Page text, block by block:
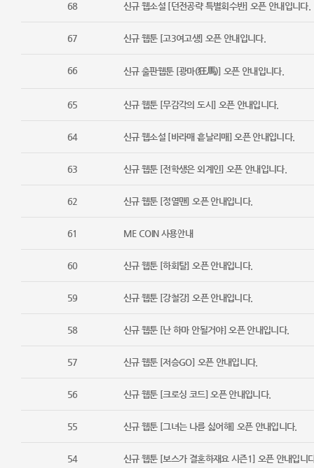
68 신규 웹소설 [던전공략 특별회수반] 오픈 안내입니다.
67 신규 웹툰 [고3여고생] 오픈 안내입니다.
66 신규 출판웹툰 [광마(狂馬)] 오픈 안내입니다.
65 신규 웹툰 [무감각의 도시] 오픈 안내입니다.
64 신규 웹소설 [바라매 흩날리매] 오픈 안내입니다.
63 신규 웹툰 [전학생은 외계인] 오픈 안내입니다.
62 신규 웹툰 [정열맨] 오픈 안내입니다.
61 ME COIN 사용안내
60 신규 웹툰 [하회탈] 오픈 안내입니다.
59 신규 웹툰 [강철강] 오픈 안내입니다.
58 신규 웹툰 [난 하마 안될거야] 오픈 안내입니다.
57 신규 웹툰 [저승GO] 오픈 안내입니다.
56 신규 웹툰 [크로싱 코드] 오픈 안내입니다.
55 신규 웹툰 [그녀는 나를 싫어해] 오픈 안내입니다.
54 신규 웹툰 [보스가 결혼하재요 시즌1] 오픈 안내입니